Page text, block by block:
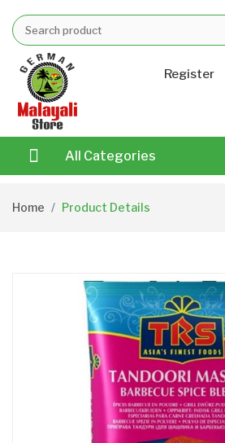
Register
All Categories
Home Product Details